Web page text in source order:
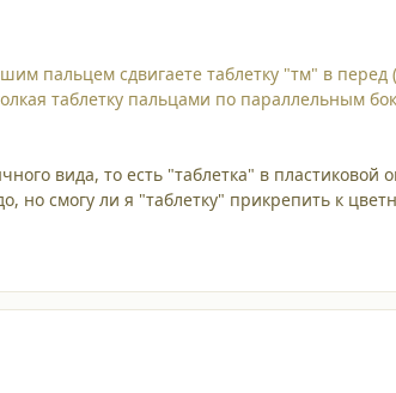
пальцем сдвигаете таблетку "тм" в
таблетку пальцами по параллельным
вида, то есть "таблетка" в пластиковой
но смогу ли я "таблетку" прикрепить к